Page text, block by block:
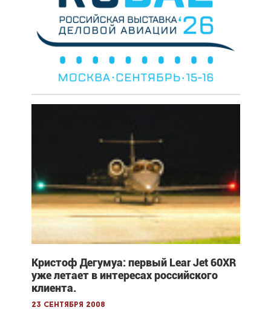
Кристоф Дегумуа: первый Lear Jet 60XR
уже летает в интересах российского
клиента.
23 сентября 2008